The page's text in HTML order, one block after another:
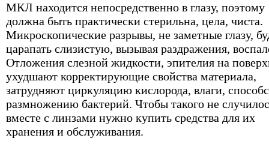
МКЛ находится непосредственно в глазу, поэтому
должна быть практически стерильна, цела, чиста.
Микроскопические разрывы, не заметные глазу,
царапать слизистую, вызывая раздражения,
Отложения слезной жидкости, эпителия на
ухудшают корректирующие свойства материала,
затрудняют циркуляцию кислорода, влаги,
размножению бактерий. Чтобы такого не
вместе с линзами нужно купить средства для их
хранения и обслуживания.